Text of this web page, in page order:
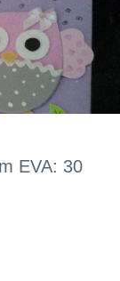
EVA: 30